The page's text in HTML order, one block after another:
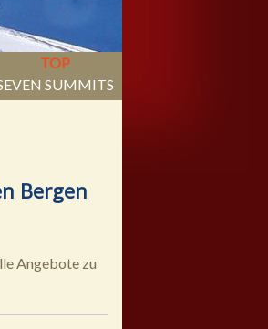
TOP
SUMMITS
Bergen
Angebote zu